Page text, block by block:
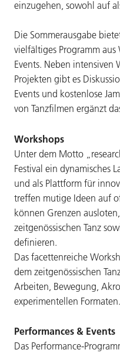
einzugehen, sowohl auf
Die Sommerausgabe
vielfältiges Programm aus
Events. Neben intensiven
Projekten gibt es
Events und kostenlose
von Tanzfilmen ergänzt
Workshops
Unter dem Motto
Festival ein dynamisches
und als Plattform für
treffen mutige Ideen auf
können Grenzen
zeitgenössischen Tanz
definieren.
Das facettenreiche
dem zeitgenössischen
Arbeiten, Bewegung,
experimentellen Formaten.
Performances & Events
Das Performance-